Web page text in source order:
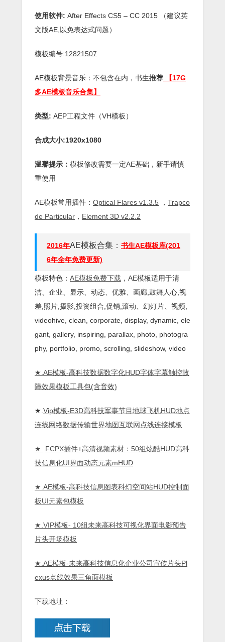
使用软件: After Effects CS5 – CC 2015 （建议英
文版AE,以免表达式问题）
模板编号:12821507
AE模板背景音乐：不包含在内，书生推荐 【17G
多AE模板音乐合集】
类型: AEP工程文件（VH模板）
合成大小:1920x1080
温馨提示： 模板修改需要一定AE基础，新手请慎
重使用
AE模板常用插件： Optical Flares v1.3.5 ， Trapco
de Particular ， Element 3D v2.2.2
2016年AE模板合集： 书生AE模板库(201
6年全年免费更新)
模板特色： AE模板免费下载 ，AE模板适用于清
洁、企业、显示、动态、优雅、画廊,鼓舞人心,视
差,照片,摄影,投资组合,促销,滚动、幻灯片、视频,
videohive, clean, corporate, display, dynamic, ele
gant, gallery, inspiring, parallax, photo, photogra
phy, portfolio, promo, scrolling, slideshow, video
★. AE模板-高科技数据数字化HUD字体字幕触控故
障效果模板工具包(含音效)
★. Vip模板-E3D高科技军事节目地球飞机HUD地点
连线网络数据传输世界地图互联网点线连接模板
★.
FCPX插件+高清视频素材：50组炫酷HUD高科
技信息化UI界面动态元素mHUD
★. AE模板-高科技信息图表科幻空间站HUD控制面
板UI元素包模板
★. VIP模板- 10组未来高科技可视化界面电影预告
片头开场模板
★. AE模板-未来高科技信息化企业公司宣传片头Pl
exus点线效果三角面模板
下载地址：